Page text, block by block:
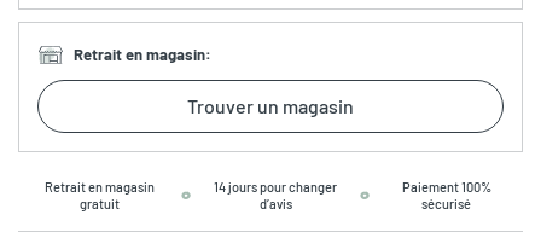
Retrait en magasin:
Trouver un magasin
Retrait en magasin
gratuit
14 jours pour changer
d’avis
Paiement 100%
sécurisé